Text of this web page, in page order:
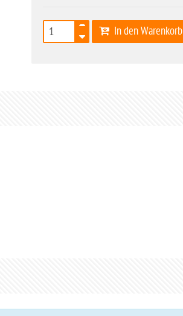
In den Warenkorb